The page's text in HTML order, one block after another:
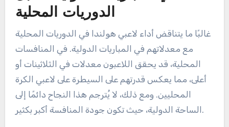
الدوريات المحلية
غالبًا ما يتناقض أداء لاعبي هولندا في الدوريات المحلية
مع معدلاتهم في المباريات الدولية. في المنافسات
المحلية، قد يحقق اللاعبون معدلات في الثلاثينات أو
أعلى، مما يعكس قدرتهم على السيطرة على لاعبي الكرة
المحليين. ومع ذلك، لا يُترجم هذا النجاح دائمًا إلى
الساحة الدولية، حيث تكون جودة المنافسة أكبر بكثير.